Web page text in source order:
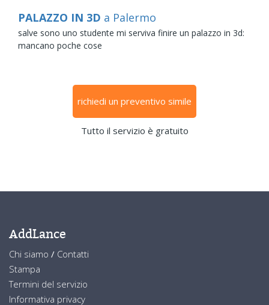
PALAZZO IN 3D a Palermo
salve sono uno studente mi serviva finire un palazzo in 3d:
mancano poche cose
richiedi un preventivo simile
Tutto il servizio è gratuito
AddLance
Chi siamo / Contatti
Stampa
Termini del servizio
Informativa privacy